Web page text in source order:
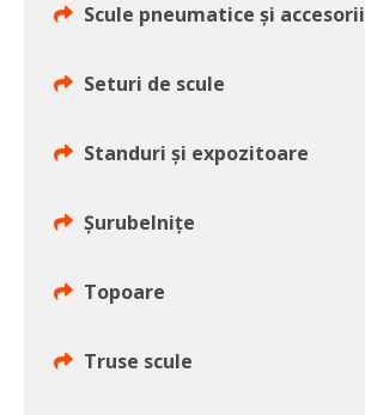
Scule pneumatice şi accesorii
Seturi de scule
Standuri şi expozitoare
Şurubelniţe
Topoare
Truse scule